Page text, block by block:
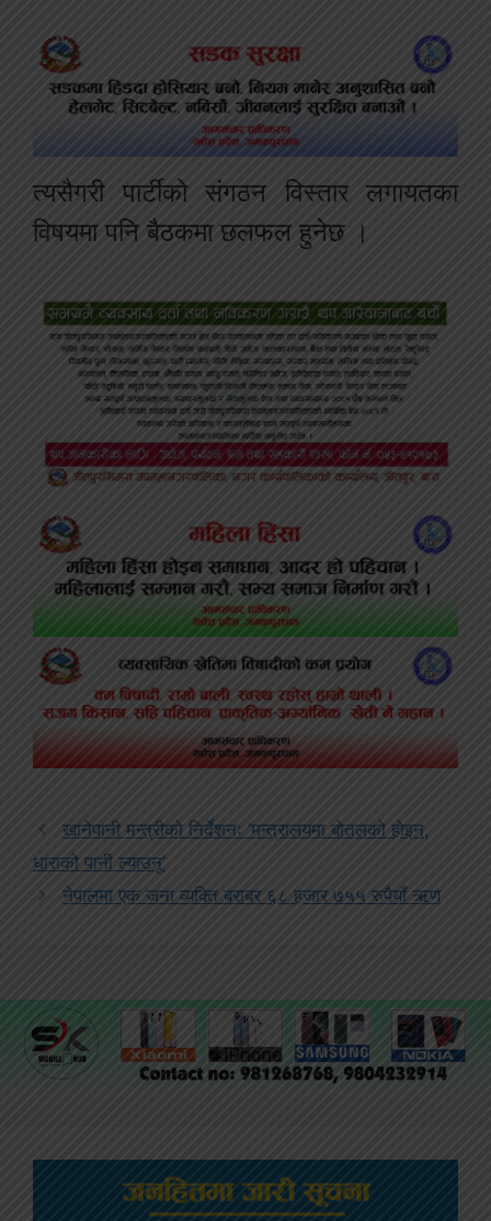
त्यसैगरी पार्टीको संगठन विस्तार लगायतका
विषयमा पनि बैठकमा छलफल हुनेछ ।
खानेपानी मन्त्रीको निर्देशनः ‘मन्त्रालयमा बोतलको होइन,
धाराको पानी ल्याउनू’
नेपालमा एक जना व्यक्ति बराबर ६८ हजार ७५५ रुपैयाँ ऋण